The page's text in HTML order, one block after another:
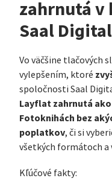
zahrnutá
Saal Digital
Vo väčšine tlačových
vylepšením, ktoré
spoločnosti Saal
Layflat zahrnutá
Fotoknihách bez
poplatkov, či si
všetkých formátoch a
Kľúčové fakty: